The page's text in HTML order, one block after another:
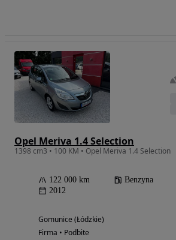
Opel Meriva 1.4 Selection
1398 cm3 • 100 KM • Opel Meriva 1.4 Selection
122 000 km Benzyna
2012
Gomunice (Łódzkie)
Firma • Podbite